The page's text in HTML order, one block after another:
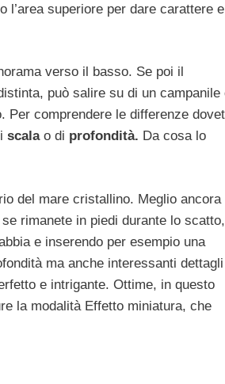
l’area superiore per dare carattere e
verso il basso. Se poi il
può salire su di un campanile
Per comprendere le differenze
scala o di profondità. Da cosa lo
del mare cristallino. Meglio ancora
rimanete in piedi durante lo
e inserendo per esempio una
ma anche interessanti
e intrigante. Ottime, in questo
la modalità Effetto miniatura, che